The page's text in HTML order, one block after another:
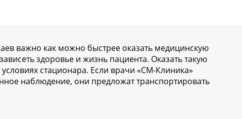
важно как можно быстрее оказать медицинскую
здоровье и жизнь пациента. Оказать такую
стационара. Если врачи «СМ-Клиника»
наблюдение, они предложат транспортировать